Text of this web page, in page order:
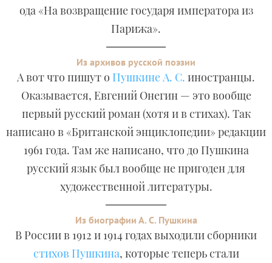
ода «На возвращение государя императора из
Парижа».
Из архивов русской поэзии
А вот что пишут о Пушкине А. С. иностранцы.
Оказывается, Евгений Онегин — это вообще
первый русский роман (хотя и в стихах). Так
написано в «Британской энциклопедии» редакции
1961 года. Там же написано, что до Пушкина
русский язык был вообще не пригоден для
художественной литературы.
Из биографии А. С. Пушкина
В России в 1912 и 1914 годах выходили сборники
стихов Пушкина, которые теперь стали